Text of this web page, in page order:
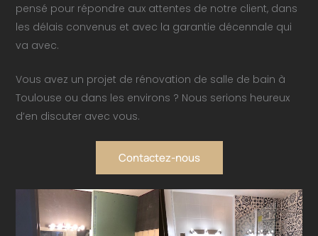
pensé pour répondre aux attentes de notre client, dans
les délais convenus et avec la garantie décennale qui
va avec.
Vous avez un projet de rénovation de salle de bain à
Toulouse ou dans les environs ? Nous serions heureux
d’en discuter avec vous.
Contactez-nous